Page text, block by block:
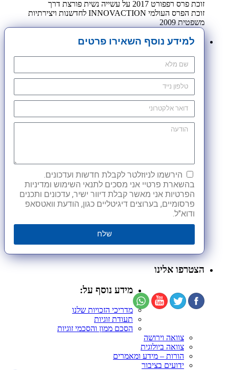
זוכת פרס רפפורט 2017 על עשייה נשית פורצת דרך
זוכת הפרס העולמי INNOVACTION לחדשנות ויצירתיות
משפטית 2009
למידע נוסף השאירו פרטים
הירשמו לניוזלטר לקבלת חדשות ועדכונים.
בהשארת פרטיי אני מסכים לתנאי השימוש ומדיניות
הפרטיות אני מאשר קבלת דיוור ישיר, עדכונים ותכנים
פרסומיים, בערוצים דיגיטליים כגון, הודעת וואטסאפ
ודוא"ל.
שלח
הצטרפו אלינו
מידע נוסף על:
מדריכי הזכויות שלנו
תעודת זוגיות
הסכם ממון והסכמי זוגיות
צוואה וירושה
צוואה ביולוגית
הורות – מידע ומאמרים
ידועים בציבור